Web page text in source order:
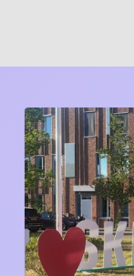
Een
prachtige
diploma-
avond